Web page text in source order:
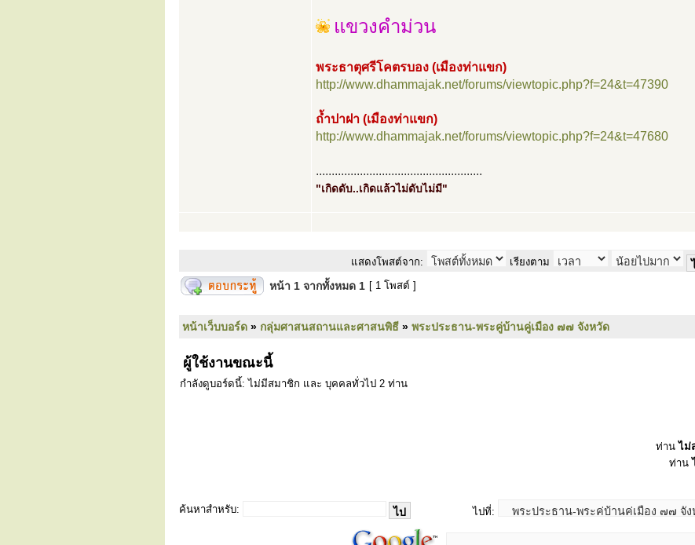
แขวงคำม่วน
พระธาตุศรีโคตรบอง (เมืองท่าแขก)
http://www.dhammajak.net/forums/viewtopic.php?f=24&t=47390
ถ้ำปาฝา (เมืองท่าแขก)
http://www.dhammajak.net/forums/viewtopic.php?f=24&t=47680
.....................................................
"เกิดดับ..เกิดแล้วไม่ดับไม่มี"
แสดงโพสต์จาก: เรียงตาม
หน้า 1 จากทั้งหมด 1 [ 1 โพสต์ ]
หน้าเว็บบอร์ด » กลุ่มศาสนสถานและศาสนพิธี » พระประธาน-พระคู่บ้านคู่เมือง ๗๗ จังหวัด
ผู้ใช้งานขณะนี้
กำลังดูบอร์ดนี้: ไม่มีสมาชิก และ บุคคลทั่วไป 2 ท่าน
ท่านไม่
ท่าน
ค้นหาสำหรับ: ไปที่: